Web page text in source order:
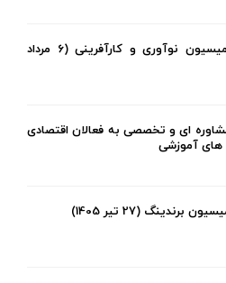
صورتجلسه کمیسیون نوآوری و کارآفرینی (6 مرداد
ای و تخصصی به فعالان اقتصادی
های آموزشی
برندینگ (27 تیر 1405)